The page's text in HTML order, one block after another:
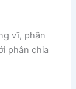
vĩ, phân
phân chia